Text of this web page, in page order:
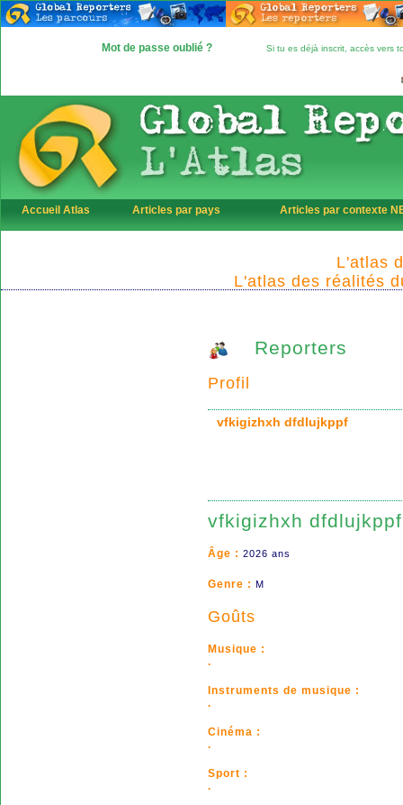
Mot de passe oublié ? Si tu es déjà inscrit, accès vers
Accueil Atlas Articles par pays Articles par contexte
L'atlas
L'atlas des réalités
Reporters
Profil
vfkigizhxh dfdlujkppf
vfkigizhxh dfdlujkppf
Âge : 2026 ans
Genre : M
Goûts
Musique :
.
Instruments de musique :
.
Cinéma :
.
Sport :
.